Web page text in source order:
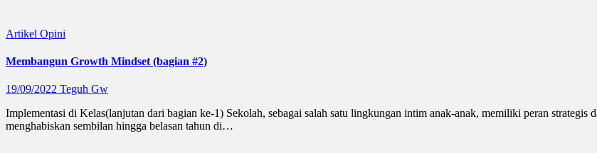
Artikel Opini
Membangun Growth Mindset (bagian #2)
19/09/2022 Teguh Gw
Implementasi di Kelas(lanjutan dari bagian ke-1) Sekolah, sebagai salah satu lingkungan intim anak-anak, memiliki peran strategis
menghabiskan sembilan hingga belasan tahun di…